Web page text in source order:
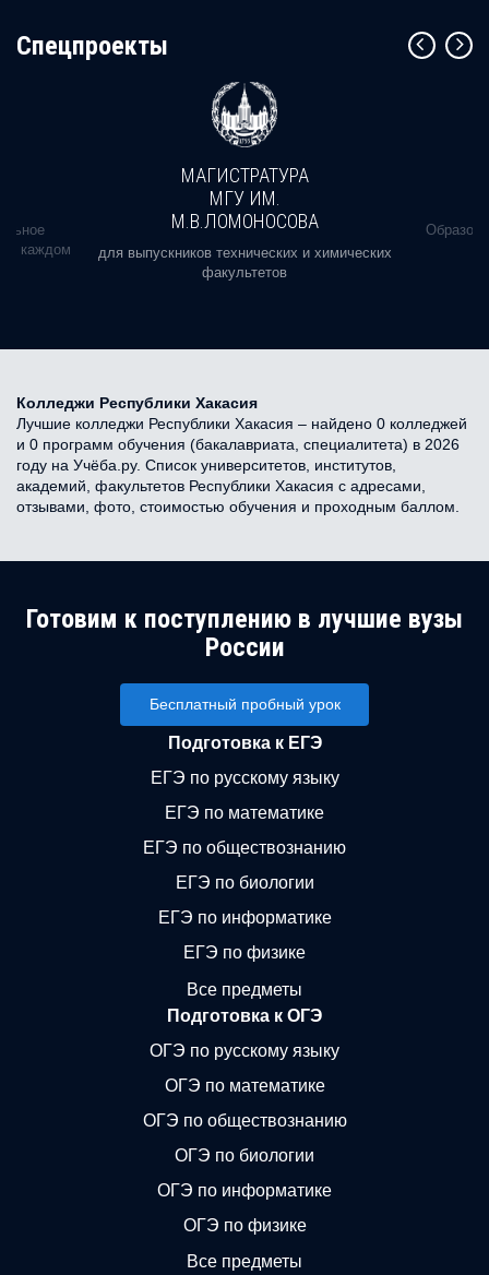
Cпецпроекты
в каждом
МАГИСТРАТУРА
МГУ ИМ.
М.В.ЛОМОНОСОВА
для выпускников технических и химических
факультетов
Колледжи Республики Хакасия
Лучшие колледжи Республики Хакасия – найдено 0 колледжей
и 0 программ обучения (бакалавриата, специалитета) в 2026
году на Учёба.ру. Список университетов, институтов,
академий, факультетов Республики Хакасия с адресами,
отзывами, фото, стоимостью обучения и проходным баллом.
Готовим к поступлению в лучшие вузы
России
Бесплатный пробный урок
Подготовка к ЕГЭ
ЕГЭ по русскому языку
ЕГЭ по математике
ЕГЭ по обществознанию
ЕГЭ по биологии
ЕГЭ по информатике
ЕГЭ по физике
Все предметы
Подготовка к ОГЭ
ОГЭ по русскому языку
ОГЭ по математике
ОГЭ по обществознанию
ОГЭ по биологии
ОГЭ по информатике
ОГЭ по физике
Все предметы